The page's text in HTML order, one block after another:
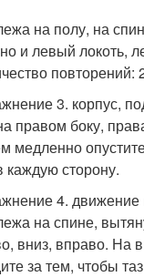
на полу, на
и левый локоть,
повторений:
3. корпус,
правом боку,
медленно
каждую сторону.
4. движение
на спине,
вниз, вправо. На
за тем, чтобы